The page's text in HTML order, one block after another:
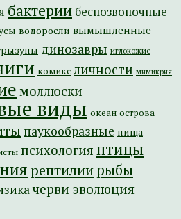
бактерии беспозвоночные
водоросли вымышленные
динозавры иглокожие
комикс личности мимикрия
моллюски
виды океан острова
паукообразные пища
психология птицы
рептилиирыбы
черви эволюция